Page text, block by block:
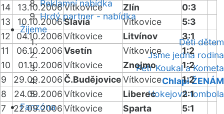
Reklamní nabídka
Hrdý partner - nabídka
Žijeme
Děti dětem
Jsme jedna rodina
Petr Koukal a Kometa
Chlapi ŽENÁM
Hokejová tombola
Fanzóna
14 13.10.2006Vítkovice Zlín
0:3
13
10.10.2006Slavia Vítkovice
5:3
12
04.10.2006Vítkovice Litvínov
3:1
11
06.10.2006Vsetín Vítkovice
1:2
10
01.10.2006Vítkovice Znojmo
1:2
9
29.09.2006 Č.BudějoviceVítkovice
1:2
8
24.09.2006Vítkovice Liberec
2:1
7
22.09.2006Vítkovice Sparta
5:1